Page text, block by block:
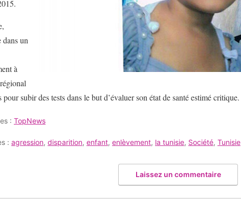
dans un
à
pour subir des tests dans le but d’évaluer son état de santé estimé critique.
: TopNews
: agression, disparition, enfant, enlèvement, la tunisie, Société, Tunisie
Laissez un commentaire